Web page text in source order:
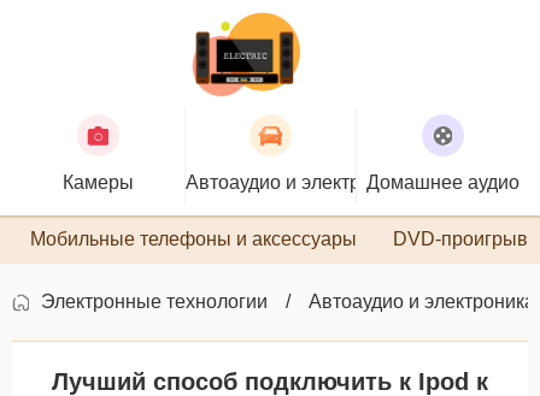
Камеры Автоаудио и электроникаДомашнее аудио
Мобильные телефоны и аксессуары DVD-
Электронные технологии Автоаудио и электроника
Лучший способ подключить к Ipod к